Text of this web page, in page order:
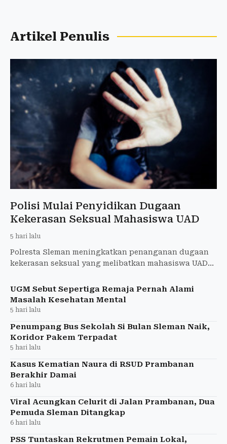
Artikel Penulis
Polisi Mulai Penyidikan Dugaan
Kekerasan Seksual Mahasiswa UAD
5 hari lalu
Polresta Sleman meningkatkan penanganan dugaan
kekerasan seksual yang melibatkan mahasiswa UAD
dijadwalkan berla
UGM Sebut Sepertiga Remaja Pernah Alami
Masalah Kesehatan Mental
5 hari lalu
Penumpang Bus Sekolah Si Bulan Sleman Naik,
Koridor Pakem Terpadat
5 hari lalu
Kasus Kematian Naura di RSUD Prambanan
Berakhir Damai
6 hari lalu
Viral Acungkan Celurit di Jalan Prambanan, Dua
Pemuda Sleman Ditangkap
6 hari lalu
PSS Tuntaskan Rekrutmen Pemain Lokal,